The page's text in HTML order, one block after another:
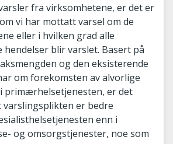
fra virksomhetene, er det er
vi har mottatt varsel om de
eller i hvilken grad alle
blir varslet. Basert på
og den eksisterende
om forekomsten av alvorlige
primærhelsetjenesten, er det
varslingsplikten er bedre
enn i
og omsorgstjenester, noe som